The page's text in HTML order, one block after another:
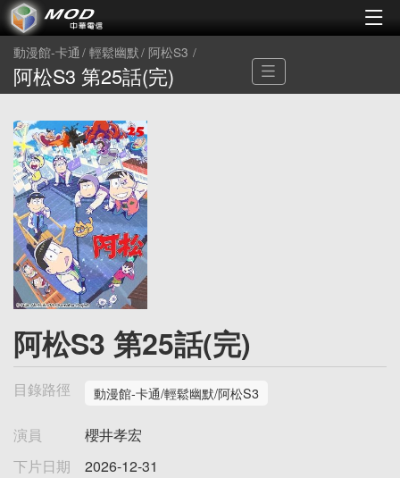
動漫館-卡通 輕鬆幽默 阿松S3
阿松S3 第25話(完)
阿松S3 第25話(完)
目錄路徑 動漫館-卡通/輕鬆幽默/阿松S3
演員
櫻井孝宏
下片日期
2026-12-31